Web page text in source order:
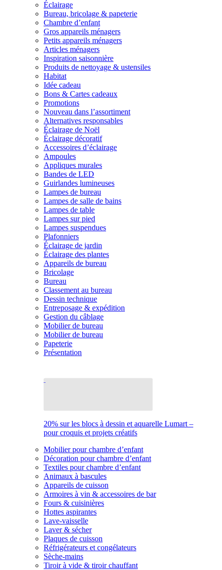
Éclairage
Bureau, bricolage & papeterie
Chambre d’enfant
Gros appareils ménagers
Petits appareils ménagers
Articles ménagers
Inspiration saisonnière
Produits de nettoyage & ustensiles
Habitat
Idée cadeau
Bons & Cartes cadeaux
Promotions
Nouveau dans l’assortiment
Alternatives responsables
Éclairage de Noël
Éclairage décoratif
Accessoires d’éclairage
Ampoules
Appliques murales
Bandes de LED
Guirlandes lumineuses
Lampes de bureau
Lampes de salle de bains
Lampes de table
Lampes sur pied
Lampes suspendues
Plafonniers
Éclairage de jardin
Éclairage des plantes
Appareils de bureau
Bricolage
Bureau
Classement au bureau
Dessin technique
Entreposage & expédition
Gestion du câblage
Mobilier de bureau
Mobilier de bureau
Papeterie
Présentation
20% sur les blocs à dessin et aquarelle Lumart –
pour croquis et projets créatifs
Mobilier pour chambre d’enfant
Décoration pour chambre d’enfant
Textiles pour chambre d’enfant
Animaux à bascules
Appareils de cuisson
Armoires à vin & accessoires de bar
Fours & cuisinières
Hottes aspirantes
Lave-vaisselle
Laver & sécher
Plaques de cuisson
Réfrigérateurs et congélateurs
Sèche-mains
Tiroir à vide & tiroir chauffant